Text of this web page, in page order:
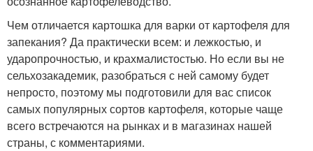
Чем отличается картошка для варки от картофеля для
запекания? Да практически всем: и лежкостью, и
ударопрочностью, и крахмалистостью. Но если вы не
сельхозакадемик, разобраться с ней самому будет
непросто, поэтому мы подготовили для вас список
самых популярных сортов картофеля, которые чаще
всего встречаются на рынках и в магазинах нашей
страны, с комментариями.